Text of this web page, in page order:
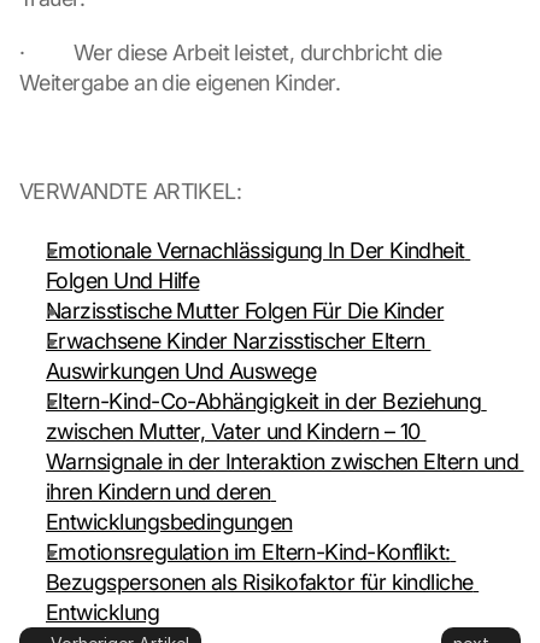
·         Wer diese Arbeit leistet, durchbricht die
Weitergabe an die eigenen Kinder.
VERWANDTE ARTIKEL:
Emotionale Vernachlässigung In Der Kindheit
Folgen Und Hilfe
Narzisstische Mutter Folgen Für Die Kinder
Erwachsene Kinder Narzisstischer Eltern
Auswirkungen Und Auswege
Eltern-Kind-Co-Abhängigkeit in der Beziehung
zwischen Mutter, Vater und Kindern – 10
Warnsignale in der Interaktion zwischen Eltern und
ihren Kindern und deren
Entwicklungsbedingungen
Emotionsregulation im Eltern-Kind-Konflikt:
Bezugspersonen als Risikofaktor für kindliche
Entwicklung
t
r
m
t
t
e
d
t
o
G
o
g
l
e
a
d
c